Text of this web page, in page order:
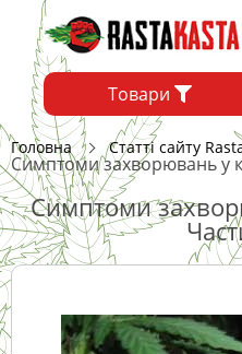
Товари
Головна Статті сайту
Симптоми захворювань у
Симптоми